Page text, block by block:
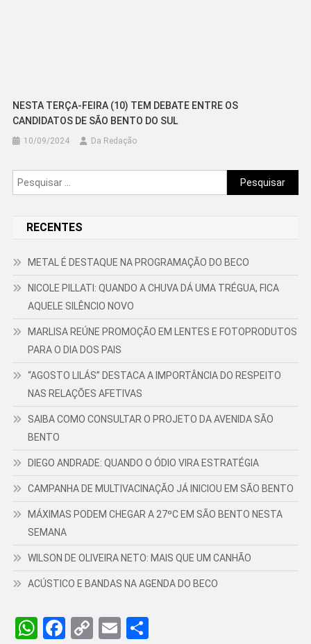
NESTA TERÇA-FEIRA (10) TEM DEBATE ENTRE OS
CANDIDATOS DE SÃO BENTO DO SUL
10/09/2024 Da Redação
Pesquisar
por:
RECENTES
METAL É DESTAQUE NA PROGRAMAÇÃO DO BECO
NICOLE PILLATI: QUANDO A CHUVA DÁ UMA TRÉGUA, FICA
AQUELE SILÊNCIO NOVO
MARLISA REÚNE PROMOÇÃO EM LENTES E FOTOPRODUTOS
PARA O DIA DOS PAIS
“AGOSTO LILÁS” DESTACA A IMPORTÂNCIA DO RESPEITO
NAS RELAÇÕES AFETIVAS
SAIBA COMO CONSULTAR O PROJETO DA AVENIDA SÃO
BENTO
DIEGO ANDRADE: QUANDO O ÓDIO VIRA ESTRATÉGIA
CAMPANHA DE MULTIVACINAÇÃO JÁ INICIOU EM SÃO BENTO
MÁXIMAS PODEM CHEGAR A 27ºC EM SÃO BENTO NESTA
SEMANA
WILSON DE OLIVEIRA NETO: MAIS QUE UM CANHÃO
ACÚSTICO E BANDAS NA AGENDA DO BECO
WhatsApp
Facebook
CopyEmailShare